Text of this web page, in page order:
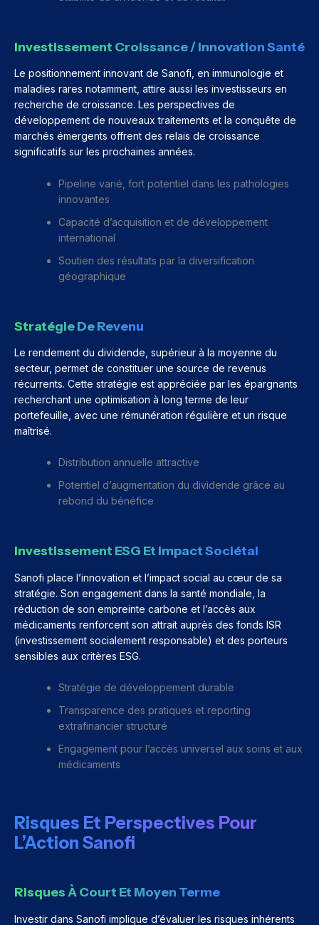
Investissement Croissance / Innovation Santé
Le positionnement innovant de Sanofi, en immunologie et
maladies rares notamment, attire aussi les investisseurs en
recherche de croissance. Les perspectives de
développement de nouveaux traitements et la conquête de
marchés émergents offrent des relais de croissance
significatifs sur les prochaines années.
Pipeline varié, fort potentiel dans les pathologies
innovantes
Capacité d’acquisition et de développement
international
Soutien des résultats par la diversification
géographique
Stratégie De Revenu
Le rendement du dividende, supérieur à la moyenne du
secteur, permet de constituer une source de revenus
récurrents. Cette stratégie est appréciée par les épargnants
recherchant une optimisation à long terme de leur
portefeuille, avec une rémunération régulière et un risque
maîtrisé.
Distribution annuelle attractive
Potentiel d’augmentation du dividende grâce au
rebond du bénéfice
Investissement ESG Et Impact Sociétal
Sanofi place l’innovation et l’impact social au cœur de sa
stratégie. Son engagement dans la santé mondiale, la
réduction de son empreinte carbone et l’accès aux
médicaments renforcent son attrait auprès des fonds ISR
(investissement socialement responsable) et des porteurs
sensibles aux critères ESG.
Stratégie de développement durable
Transparence des pratiques et reporting
extrafinancier structuré
Engagement pour l’accès universel aux soins et aux
médicaments
Risques Et Perspectives Pour
L’Action Sanofi
Risques À Court Et Moyen Terme
Investir dans Sanofi implique d’évaluer les risques inhérents